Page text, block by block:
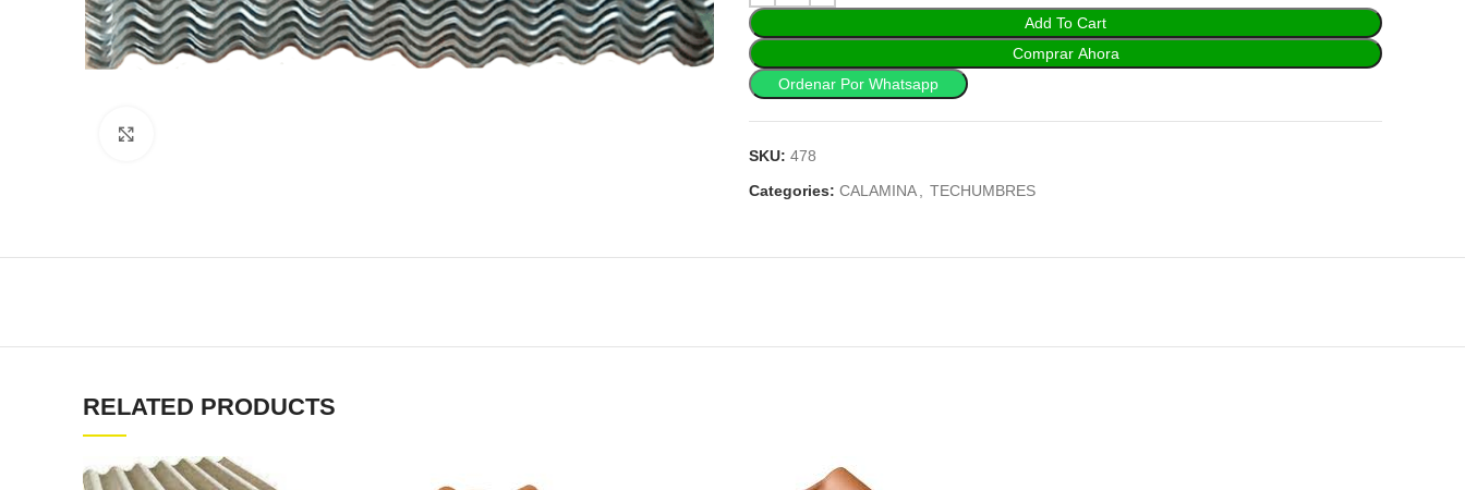
Add To Cart
Comprar Ahora
Ordenar Por Whatsapp
SKU: 478
Categories: CALAMINA TECHUMBRES
RELATED PRODUCTS